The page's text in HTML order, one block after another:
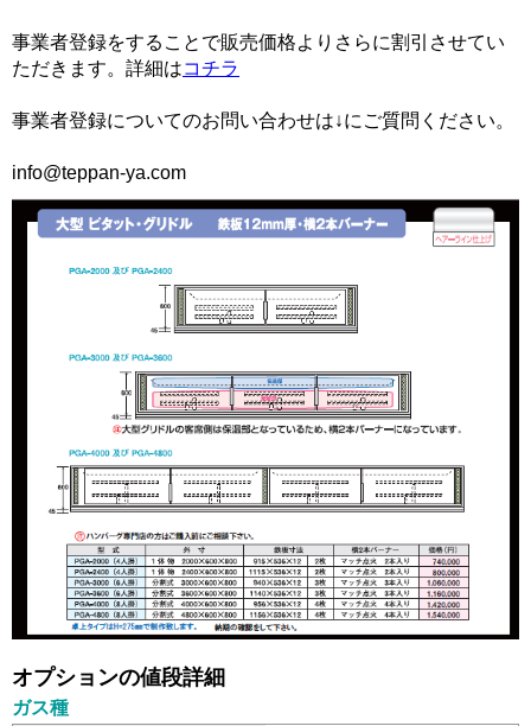
事業者登録をすることで販売価格よりさらに割引させてい
ただきます。詳細はコチラ
事業者登録についてのお問い合わせは↓にご質問ください。
info@teppan-ya.com
オプションの値段詳細
ガス種